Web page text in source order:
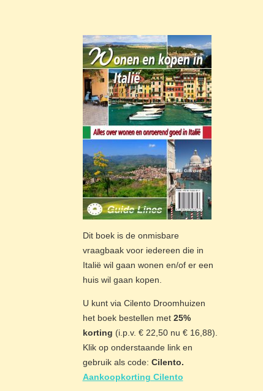
Dit boek is de onmisbare
vraagbaak voor iedereen die in
Italië wil gaan wonen en/of er een
huis wil gaan kopen.
U kunt via Cilento Droomhuizen
het boek bestellen met 25%
korting (i.p.v. € 22,50 nu € 16,88).
Klik op onderstaande link en
gebruik als code: Cilento.
Aankoopkorting Cilento